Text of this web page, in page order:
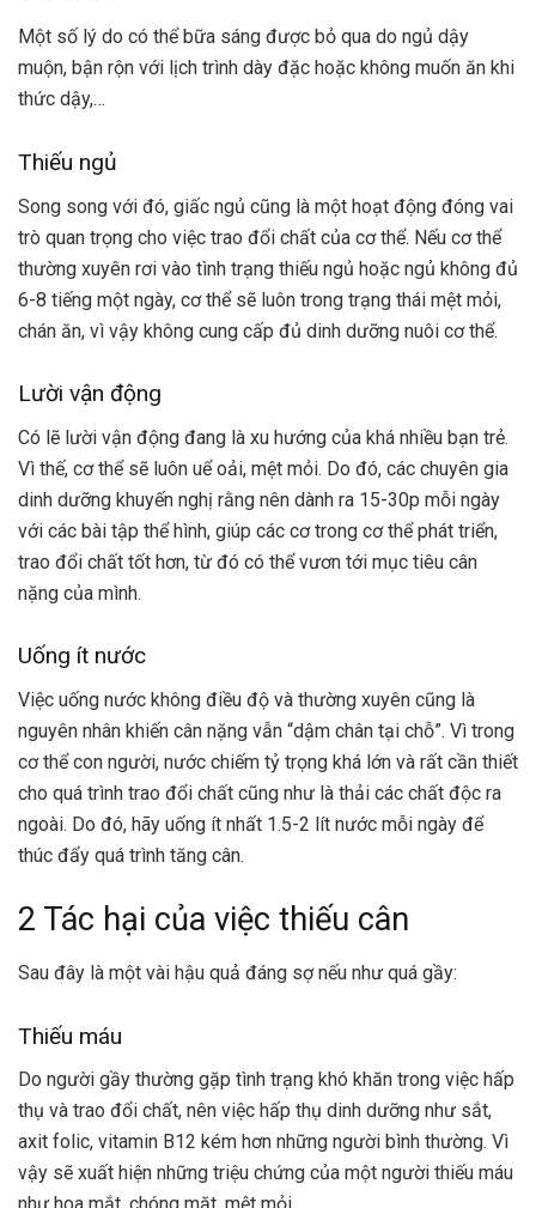
Một số lý do có thể bữa sáng được bỏ qua do ngủ dậy
muộn, bận rộn với lịch trình dày đặc hoặc không muốn ăn khi
thức dậy,…
Thiếu ngủ
Song song với đó, giấc ngủ cũng là một hoạt động đóng vai
trò quan trọng cho việc trao đổi chất của cơ thể. Nếu cơ thể
thường xuyên rơi vào tình trạng thiếu ngủ hoặc ngủ không đủ
6-8 tiếng một ngày, cơ thể sẽ luôn trong trạng thái mệt mỏi,
chán ăn, vì vậy không cung cấp đủ dinh dưỡng nuôi cơ thể.
Lười vận động
Có lẽ lười vận động đang là xu hướng của khá nhiều bạn trẻ.
Vì thế, cơ thể sẽ luôn uể oải, mệt mỏi. Do đó, các chuyên gia
dinh dưỡng khuyến nghị rằng nên dành ra 15-30p mỗi ngày
với các bài tập thể hình, giúp các cơ trong cơ thể phát triển,
trao đổi chất tốt hơn, từ đó có thể vươn tới mục tiêu cân
nặng của mình.
Uống ít nước
Việc uống nước không điều độ và thường xuyên cũng là
nguyên nhân khiến cân nặng vẫn “dậm chân tại chỗ”. Vì trong
cơ thể con người, nước chiếm tỷ trọng khá lớn và rất cần thiết
cho quá trình trao đổi chất cũng như là thải các chất độc ra
ngoài. Do đó, hãy uống ít nhất 1.5-2 lít nước mỗi ngày để
thúc đẩy quá trình tăng cân.
2 Tác hại của việc thiếu cân
Sau đây là một vài hậu quả đáng sợ nếu như quá gầy:
Thiếu máu
Do người gầy thường gặp tình trạng khó khăn trong việc hấp
thụ và trao đổi chất, nên việc hấp thụ dinh dưỡng như sắt,
axit folic, vitamin B12 kém hơn những người bình thường. Vì
vậy sẽ xuất hiện những triệu chứng của một người thiếu máu